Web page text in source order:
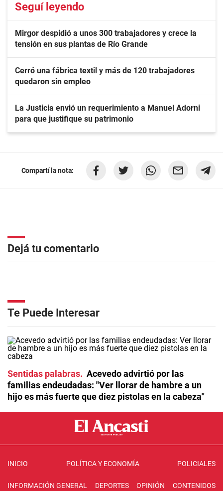
Seguí leyendo
Mirgor despidió a unos 300 trabajadores y crece la
tensión en sus plantas de Río Grande
Cerró una fábrica textil y más de 120 trabajadores
quedaron sin empleo
La Justicia envió un requerimiento a Manuel Adorni
para que justifique su patrimonio
Compartí la nota:
Dejá tu comentario
Te Puede Interesar
Sentidas palabras
Acevedo advirtió por las
familias endeudadas: "Ver llorar de hambre a un
hijo es más fuerte que diez pistolas en la cabeza"
INICIO POLÍTICA Y ECONOMÍA POLICIALES
INFORMACIÓN GENERAL DEPORTES OPINIÓN CONTENIDOS